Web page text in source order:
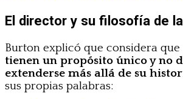
El director y su filosofía de
Burton explicó que considera que
tienen un propósito único y no
extenderse más allá de su
sus propias palabras: